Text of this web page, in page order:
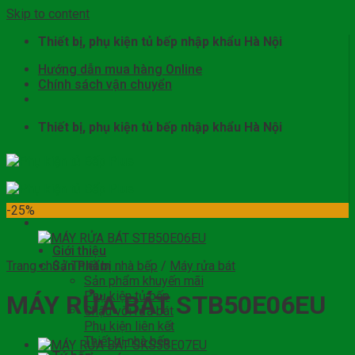
Skip to content
Thiết bị, phụ kiện tủ bếp nhập khẩu Hà Nội
Hướng dẫn mua hàng Online
Chính sách vận chuyển
Thiết bị, phụ kiện tủ bếp nhập khẩu Hà Nội
Giới thiệu
Sản Phẩm
Sản phẩm khuyến mãi
Phụ kiện tủ bếp
Chậu vòi rửa bát
Phụ kiện liên kết
Thiết bị nhà bếp
-25%
Trang chủ / Thiết bị nhà bếp / Máy rửa bát
MÁY RỬA BÁT STB50E06EU